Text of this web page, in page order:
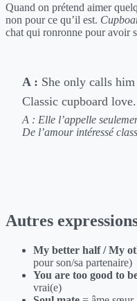
Quand on prétend aimer
non pour ce qu’il est.
chat qui ronronne pour avoir
A : She only calls him
Classic cupboard love.
A : Elle l’appelle
De l’amour intéressé
Autres
My better half / My
pour son/sa partenaire)
You are too good to
vrai(e)